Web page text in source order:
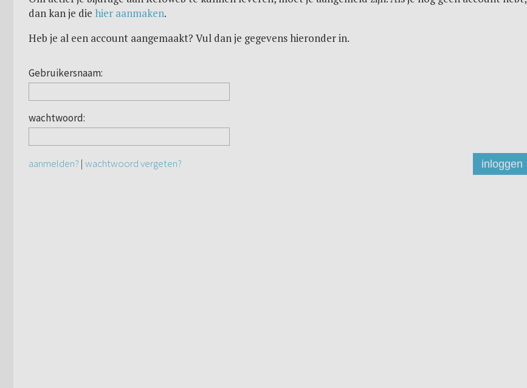
dan kan je die hier aanmaken.
Heb je al een account aangemaakt? Vul dan je gegevens hieronder in.
Gebruikersnaam:
wachtwoord:
aanmelden? | wachtwoord vergeten? inloggen